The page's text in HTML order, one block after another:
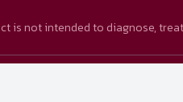
is not intended to diagnose,